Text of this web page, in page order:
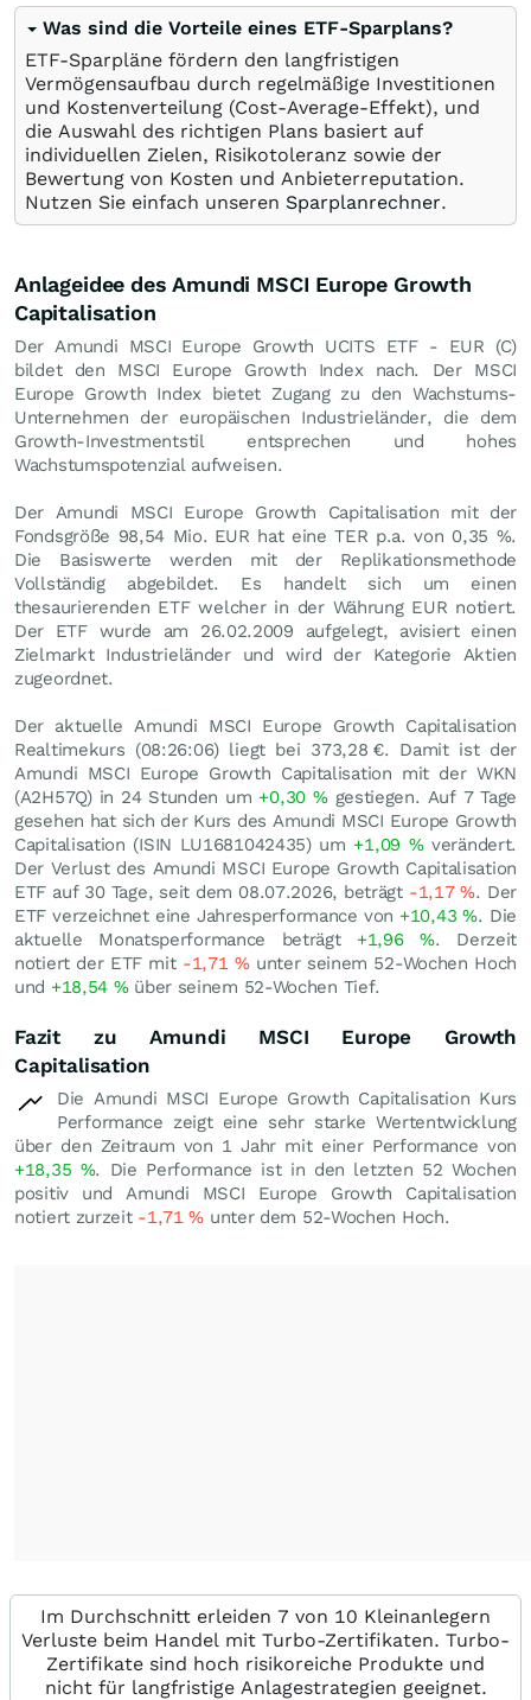
Was sind die Vorteile eines ETF-Sparplans?
ETF-Sparpläne fördern den langfristigen
Vermögensaufbau durch regelmäßige Investitionen
und Kostenverteilung (Cost-Average-Effekt), und
die Auswahl des richtigen Plans basiert auf
individuellen Zielen, Risikotoleranz sowie der
Bewertung von Kosten und Anbieterreputation.
Nutzen Sie einfach unseren Sparplanrechner.
Anlageidee des Amundi MSCI Europe Growth
Capitalisation
Der Amundi MSCI Europe Growth UCITS ETF - EUR (C)
bildet den MSCI Europe Growth Index nach. Der MSCI
Europe Growth Index bietet Zugang zu den Wachstums-
Unternehmen der europäischen Industrieländer, die dem
Growth-Investmentstil entsprechen und hohes
Wachstumspotenzial aufweisen.
Der Amundi MSCI Europe Growth Capitalisation mit der
Fondsgröße 98,54 Mio. EUR hat eine TER p.a. von 0,35 %.
Die Basiswerte werden mit der Replikationsmethode
Vollständig abgebildet. Es handelt sich um einen
thesaurierenden ETF welcher in der Währung EUR notiert.
Der ETF wurde am 26.02.2009 aufgelegt, avisiert einen
Zielmarkt Industrieländer und wird der Kategorie Aktien
zugeordnet.
Der aktuelle Amundi MSCI Europe Growth Capitalisation
Realtimekurs (08:26:06) liegt bei 373,28 €. Damit ist der
Amundi MSCI Europe Growth Capitalisation mit der WKN
(A2H57Q) in 24 Stunden um +0,30 %gestiegen. Auf 7 Tage
gesehen hat sich der Kurs des Amundi MSCI Europe Growth
Capitalisation (ISIN LU1681042435) um +1,09 %verändert.
Der Verlust des Amundi MSCI Europe Growth Capitalisation
ETF auf 30 Tage, seit dem 08.07.2026, beträgt -1,17%. Der
ETF verzeichnet eine Jahresperformance von +10,43%. Die
aktuelle Monatsperformance beträgt +1,96%. Derzeit
notiert der ETF mit -1,71 %unter seinem 52-Wochen Hoch
und +18,54 %über seinem 52-Wochen Tief.
Fazit zu Amundi MSCI Europe Growth
Capitalisation
Die Amundi MSCI Europe Growth Capitalisation Kurs
Performance zeigt eine sehr starke Wertentwicklung
über den Zeitraum von 1 Jahr mit einer Performance von
+18,35 %. Die Performance ist in den letzten 52 Wochen
positiv und Amundi MSCI Europe Growth Capitalisation
notiert zurzeit -1,71% unter dem 52-Wochen Hoch.
Im Durchschnitt erleiden 7 von 10 Kleinanlegern
Verluste beim Handel mit Turbo-Zertifikaten. Turbo-
Zertifikate sind hoch risikoreiche Produkte und
nicht für langfristige Anlagestrategien geeignet.